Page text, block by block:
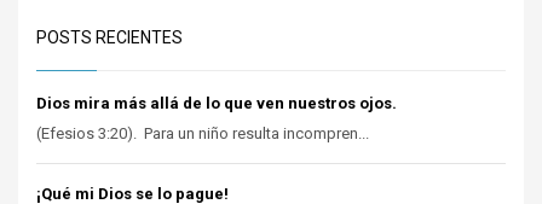
POSTS RECIENTES
Dios mira más allá de lo que ven nuestros ojos.
(Efesios 3:20). Para un niño resulta incompren...
¡Qué mi Dios se lo pague!